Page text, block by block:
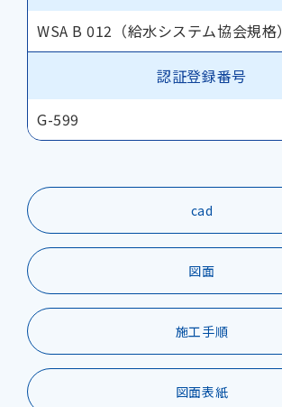
WSA B 012（給水システム協会規格）
認証登録番号
G-599
cad
図面
施工手順
図面表紙